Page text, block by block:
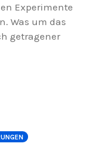
Experimente
Was um das
getragener